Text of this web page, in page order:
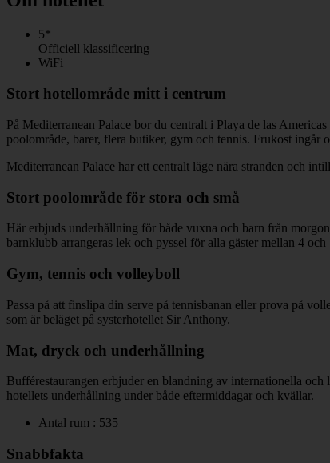
5*
Officiell klassificering
WiFi
Stort hotellområde mitt i centrum
På Mediterranean Palace bor du centralt i Playa de las
poolområde, barer, flera butiker, gym och tennis. Frukost ingår
Mediterranean Palace har ett centralt läge nära stranden och
Stort poolområde för stora och små
Här erbjuds underhållning för både vuxna och barn från
barnklubb arrangeras lek och pyssel för alla gäster mellan 4 och
Gym, tennis och volleyboll
Passa på att finslipa din serve på tennisbanan eller prova på
som är beläget på systerhotellet Sir Anthony.
Mat, dryck och underhållning
Bufférestaurangen erbjuder en blandning av internationella
hotellets underhållning under både eftermiddagar och kvällar.
Antal rum : 535
Snabbfakta